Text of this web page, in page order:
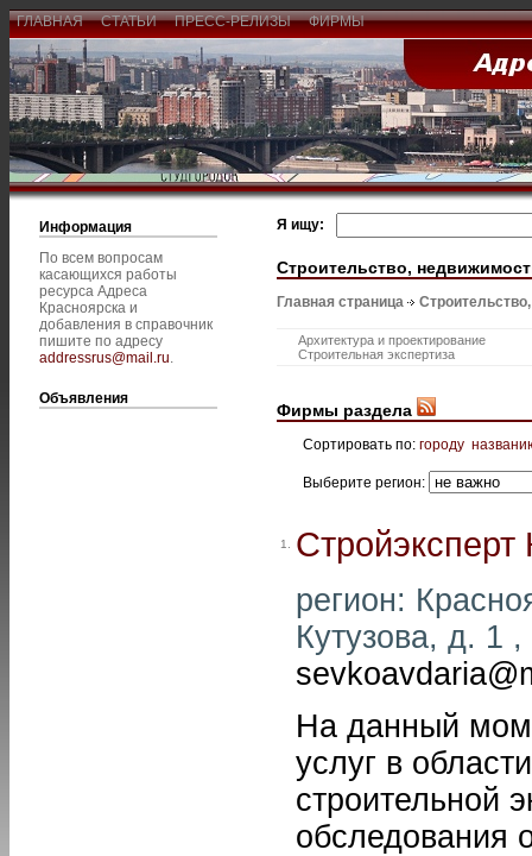
ГЛАВНАЯ СТАТЬИ ПРЕСС-РЕЛИЗЫ ФИРМЫ
Информация
По всем вопросам
касающихся работы
ресурса Адреса
Красноярска и
добавления в справочник
пишите по адресу
addressrus@mail.ru.
Объявления
Я ищу:
Строительство,
Главная страница
Архитектура и проектирование
Строительная экспертиза
Фирмы раздела
Сортировать по: городу
Выберите регион:
1. Стройэксперт
регион:
Кутузова, д. 1
На данный
услуг в
строительной
обследования